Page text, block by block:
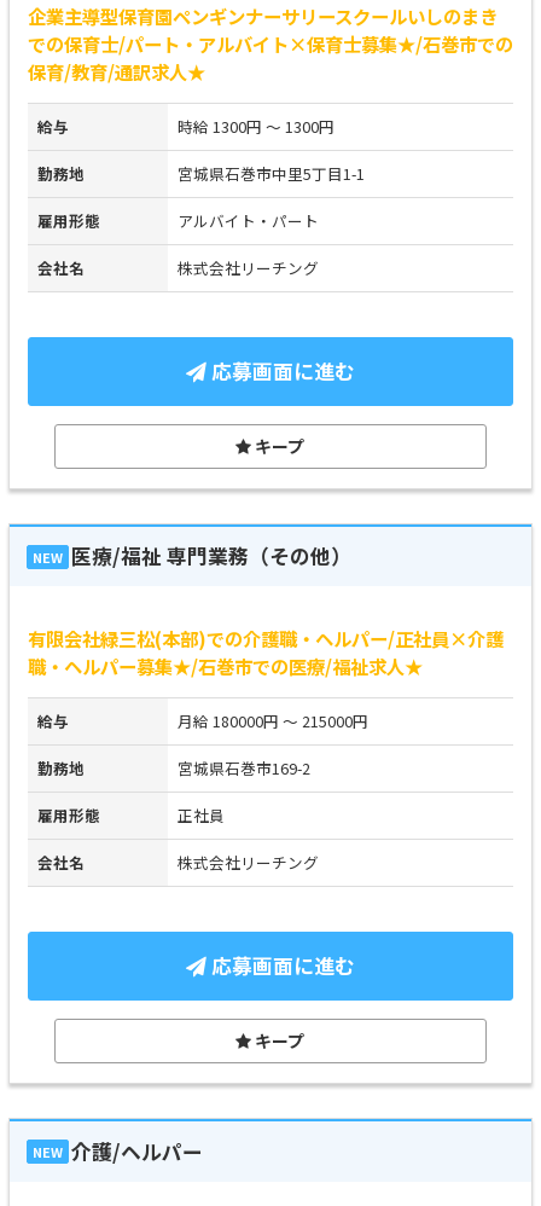
企業主導型保育園ペンギンナーサリースクールいしのまき
での保育士/パート・アルバイト×保育士募集★/石巻市での
保育/教育/通訳求人★
給与 時給 1300円 ～ 1300円
勤務地 宮城県石巻市中里5丁目1-1
雇用形態 アルバイト・パート
会社名 株式会社リーチング
応募画面に進む
キープ
NEW 医療/福祉 専門業務（その他）
有限会社緑三松(本部)での介護職・ヘルパー/正社員×介護
職・ヘルパー募集★/石巻市での医療/福祉求人★
給与 月給 180000円 ～ 215000円
勤務地 宮城県石巻市169-2
雇用形態 正社員
会社名 株式会社リーチング
応募画面に進む
キープ
NEW 介護/ヘルパー